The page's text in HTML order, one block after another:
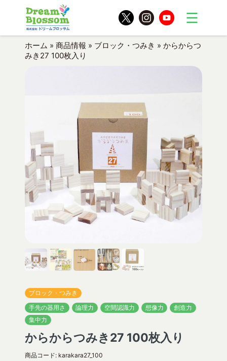
ホーム » 商品情報 » ブロック・つみき » からからつ
みき27 100枚入り
ブロック・つみき
手先の器用さ
論理力 空間認識力 想像力
創造力
集中力
からからつみき27 100枚入り
商品コード: karakara27_100